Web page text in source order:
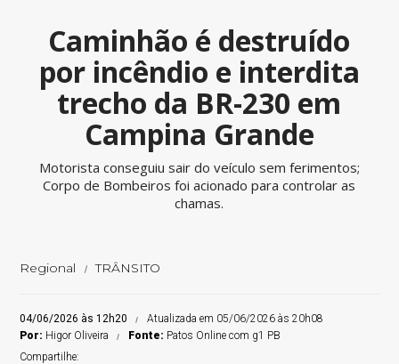
Caminhão é destruído
por incêndio e interdita
trecho da BR-230 em
Campina Grande
Motorista conseguiu sair do veículo sem ferimentos;
Corpo de Bombeiros foi acionado para controlar as
chamas.
Regional TRÂNSITO
04/06/2026 às 12h20
Atualizada em 05/06/2026 às 20h08
Por: Higor Oliveira Fonte: Patos Online com g1 PB
Compartilhe: